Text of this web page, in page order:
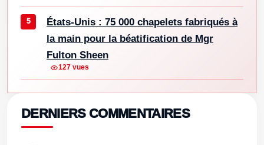
États-Unis : 75 000 chapelets fabriqués à
la main pour la béatification de Mgr
Fulton Sheen
127 vues
DERNIERS COMMENTAIRES